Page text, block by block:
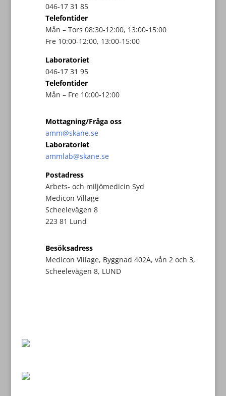
046-17 31 85
Telefontider
Mån – Tors 08:30-12:00, 13:00-15:00
Fre 10:00-12:00, 13:00-15:00
Laboratoriet
046-17 31 95
Telefontider
Mån – Fre 10:00-12:00
Mottagning/Fråga oss
amm@skane.se
Laboratoriet
ammlab@skane.se
Postadress
Arbets- och miljömedicin Syd
Medicon Village
Scheelevägen 8
223 81 Lund
Besöksadress
Medicon Village, Byggnad 402A, vån 2 och 3,
Scheelevägen 8, LUND